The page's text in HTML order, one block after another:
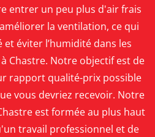
entrer un peu plus d'air frais
la ventilation, ce qui
éviter l’humidité dans les
Chastre. Notre objectif est de
rapport qualité-prix possible
vous devriez recevoir. Notre
est formée au plus haut
travail professionnel et de